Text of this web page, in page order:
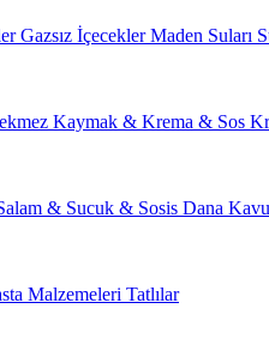
Gazsız İçeceklerMaden Suları
Kaymak & Krema & Sos
& Sucuk & Sosis Dana
Malzemeleri Tatlılar